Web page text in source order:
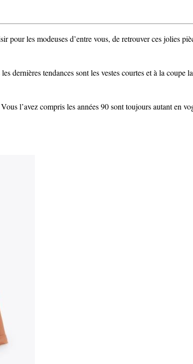
pour les modeuses d’entre vous, de retrouver ces jolies
dernières tendances sont les vestes courtes et à la coupe
l’avez compris les années 90 sont toujours autant en